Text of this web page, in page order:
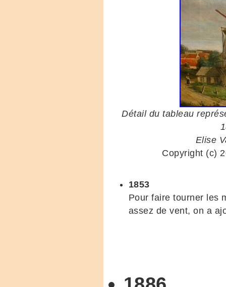
Détail du tableau
Elise
Copyright (c)
1853
Pour faire tourner les
assez de vent, on a